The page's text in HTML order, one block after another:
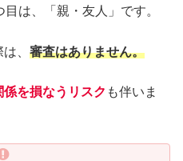
は、「親・友人」です。
、 審査はありません。
係を損なうリスク も伴いま